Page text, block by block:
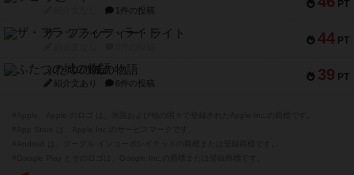
PT
1件の投稿
44 PT
ザ・フラッフィー・ライト
39 PT
ふたつの城の物語
紹介文あり 6件の投稿